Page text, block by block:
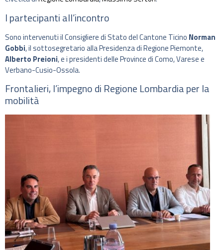
I partecipanti all’incontro
Sono intervenuti il Consigliere di Stato del Cantone Ticino Norman
Gobbi, il sottosegretario alla Presidenza di Regione Piemonte,
Alberto Preioni, e i presidenti delle Province di Como, Varese e
Verbano-Cusio-Ossola.
Frontalieri, l’impegno di Regione Lombardia per la
mobilità